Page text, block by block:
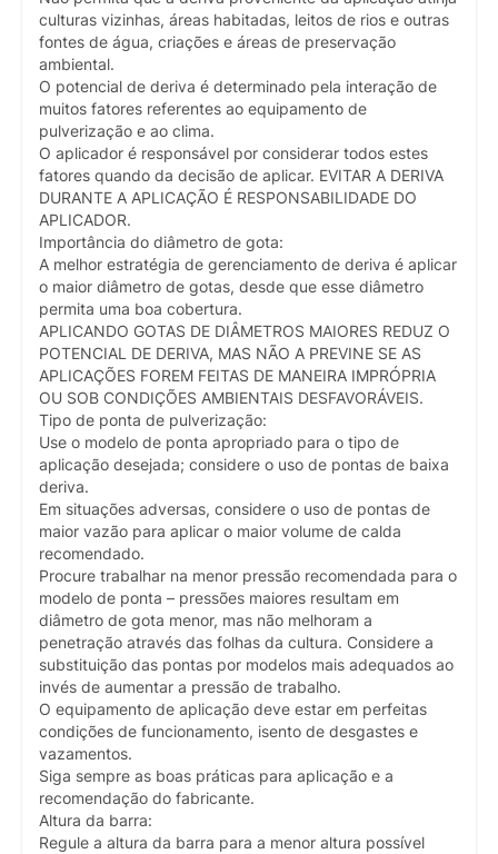
culturas vizinhas, áreas habitadas, leitos de rios e outras
fontes de água, criações e áreas de preservação
ambiental.
O potencial de deriva é determinado pela interação de
muitos fatores referentes ao equipamento de
pulverização e ao clima.
O aplicador é responsável por considerar todos estes
fatores quando da decisão de aplicar. EVITAR A DERIVA
DURANTE A APLICAÇÃO É RESPONSABILIDADE DO
APLICADOR.
Importância do diâmetro de gota:
A melhor estratégia de gerenciamento de deriva é aplicar
o maior diâmetro de gotas, desde que esse diâmetro
permita uma boa cobertura.
APLICANDO GOTAS DE DIÂMETROS MAIORES REDUZ O
POTENCIAL DE DERIVA, MAS NÃO A PREVINE SE AS
APLICAÇÕES FOREM FEITAS DE MANEIRA IMPRÓPRIA
OU SOB CONDIÇÕES AMBIENTAIS DESFAVORÁVEIS.
Tipo de ponta de pulverização:
Use o modelo de ponta apropriado para o tipo de
aplicação desejada; considere o uso de pontas de baixa
deriva.
Em situações adversas, considere o uso de pontas de
maior vazão para aplicar o maior volume de calda
recomendado.
Procure trabalhar na menor pressão recomendada para o
modelo de ponta – pressões maiores resultam em
diâmetro de gota menor, mas não melhoram a
penetração através das folhas da cultura. Considere a
substituição das pontas por modelos mais adequados ao
invés de aumentar a pressão de trabalho.
O equipamento de aplicação deve estar em perfeitas
condições de funcionamento, isento de desgastes e
vazamentos.
Siga sempre as boas práticas para aplicação e a
recomendação do fabricante.
Altura da barra:
Regule a altura da barra para a menor altura possível